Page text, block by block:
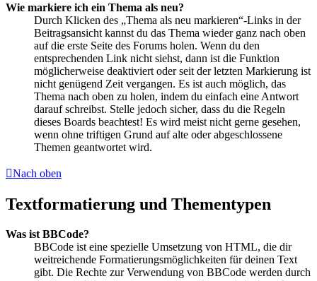
Wie markiere ich ein Thema als neu?
Durch Klicken des „Thema als neu markieren“-Links in der
Beitragsansicht kannst du das Thema wieder ganz nach oben
auf die erste Seite des Forums holen. Wenn du den
entsprechenden Link nicht siehst, dann ist die Funktion
möglicherweise deaktiviert oder seit der letzten Markierung ist
nicht genügend Zeit vergangen. Es ist auch möglich, das
Thema nach oben zu holen, indem du einfach eine Antwort
darauf schreibst. Stelle jedoch sicher, dass du die Regeln
dieses Boards beachtest! Es wird meist nicht gerne gesehen,
wenn ohne triftigen Grund auf alte oder abgeschlossene
Themen geantwortet wird.
Nach oben
Textformatierung und Thementypen
Was ist BBCode?
BBCode ist eine spezielle Umsetzung von HTML, die dir
weitreichende Formatierungsmöglichkeiten für deinen Text
gibt. Die Rechte zur Verwendung von BBCode werden durch